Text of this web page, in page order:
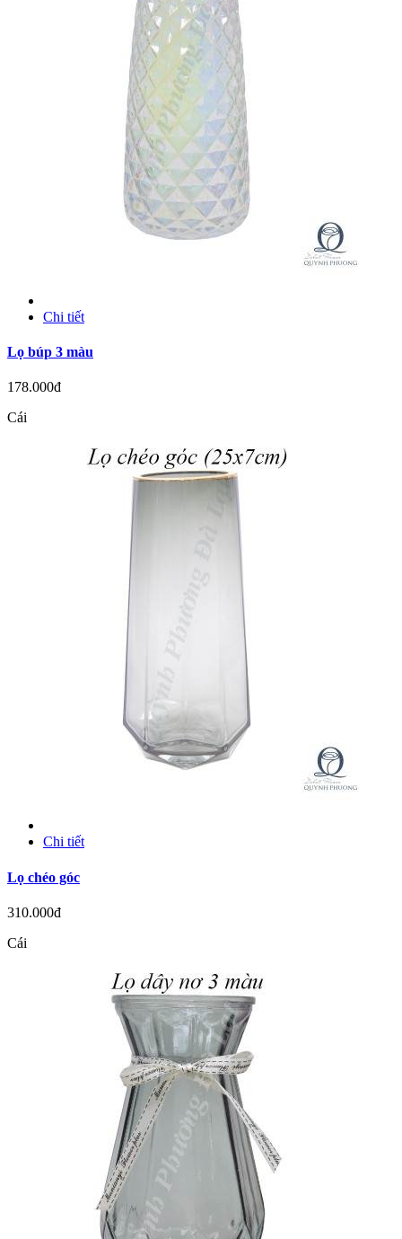
Chi tiết
Lọ búp 3 màu
178.000đ
Cái
Chi tiết
Lọ chéo góc
310.000đ
Cái